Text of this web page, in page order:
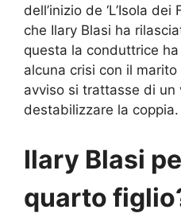
dell’inizio de ‘L’Isola dei
che Ilary Blasi ha
questa la conduttrice
alcuna crisi con il
avviso si trattasse di un
destabilizzare la coppia.
Ilary Blasi
quarto